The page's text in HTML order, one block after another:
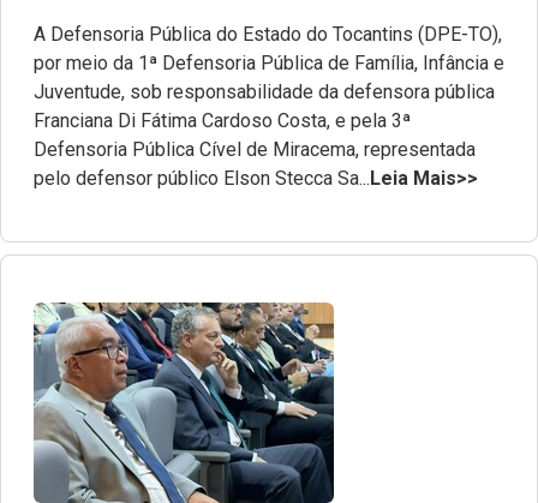
A Defensoria Pública do Estado do Tocantins (DPE-TO),
por meio da 1ª Defensoria Pública de Família, Infância e
Juventude, sob responsabilidade da defensora pública
Franciana Di Fátima Cardoso Costa, e pela 3ª
Defensoria Pública Cível de Miracema, representada
pelo defensor público Elson Stecca Sa...Leia Mais>>